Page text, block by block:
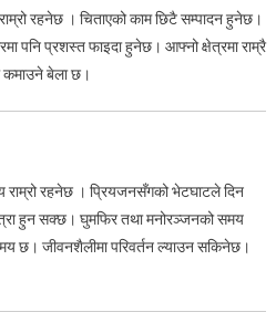
रहनेछ । चिताएको काम छिटै सम्पादन हुनेछ।
पनि प्रशस्त फाइदा हुनेछ। आफ्नो क्षेत्रमा राम्रै
कमाउने बेला छ।
राम्रो रहनेछ । प्रियजनसँगको भेटघाटले दिन
हुन सक्छ। घुमफिर तथा मनोरञ्जनको समय
छ। जीवनशैलीमा परिवर्तन ल्याउन सकिनेछ।